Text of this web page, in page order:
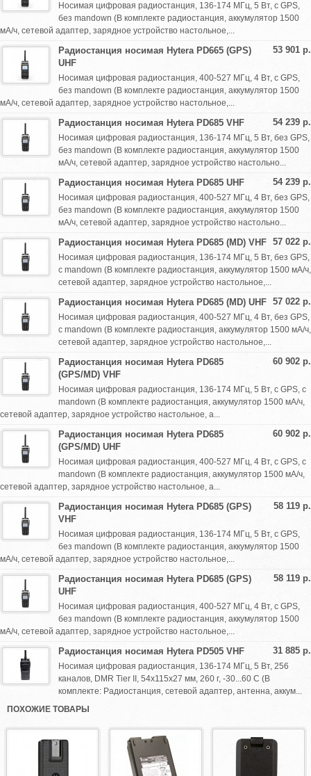
Носимая цифровая радиостанция, 136-174 МГц, 5 Вт, с GPS,
без mandown (В комплекте радиостанция, аккумулятор 1500
мА/ч, сетевой адаптер, зарядное устройство настольное,...
53 901 р.
Радиостанция носимая Hytera PD665 (GPS)
UHF
Носимая цифровая радиостанция, 400-527 МГц, 4 Вт, с GPS,
без mandown (В комплекте радиостанция, аккумулятор 1500
мА/ч, сетевой адаптер, зарядное устройство настольное,...
54 239 р.
Радиостанция носимая Hytera PD685 VHF
Носимая цифровая радиостанция, 136-174 МГц, 5 Вт, без GPS,
без mandown (В комплекте радиостанция, аккумулятор 1500
мА/ч, сетевой адаптер, зарядное устройство настольно...
54 239 р.
Радиостанция носимая Hytera PD685 UHF
Носимая цифровая радиостанция, 400-527 МГц, 4 Вт, без GPS,
без mandown (В комплекте радиостанция, аккумулятор 1500
мА/ч, сетевой адаптер, зарядное устройство настольно...
57 022 р.
Радиостанция носимая Hytera PD685 (MD) VHF
Носимая цифровая радиостанция, 136-174 МГц, 5 Вт, без GPS,
с mandown (В комплекте радиостанция, аккумулятор 1500 мА/ч,
сетевой адаптер, зарядное устройство настольное,...
57 022 р.
Радиостанция носимая Hytera PD685 (MD) UHF
Носимая цифровая радиостанция, 400-527 МГц, 4 Вт, без GPS,
с mandown (В комплекте радиостанция, аккумулятор 1500 мА/ч,
сетевой адаптер, зарядное устройство настольное,...
60 902 р.
Радиостанция носимая Hytera PD685
(GPS/MD) VHF
Носимая цифровая радиостанция, 136-174 МГц, 5 Вт, с GPS, с
mandown (В комплекте радиостанция, аккумулятор 1500 мА/ч,
сетевой адаптер, зарядное устройство настольное, а...
60 902 р.
Радиостанция носимая Hytera PD685
(GPS/MD) UHF
Носимая цифровая радиостанция, 400-527 МГц, 4 Вт, с GPS, с
mandown (В комплекте радиостанция, аккумулятор 1500 мА/ч,
сетевой адаптер, зарядное устройство настольное, а...
58 119 р.
Радиостанция носимая Hytera PD685 (GPS)
VHF
Носимая цифровая радиостанция, 136-174 МГц, 5 Вт, с GPS,
без mandown (В комплекте радиостанция, аккумулятор 1500
мА/ч, сетевой адаптер, зарядное устройство настольное,...
58 119 р.
Радиостанция носимая Hytera PD685 (GPS)
UHF
Носимая цифровая радиостанция, 400-527 МГц, 4 Вт, с GPS,
без mandown (В комплекте радиостанция, аккумулятор 1500
мА/ч, сетевой адаптер, зарядное устройство настольное,...
31 885 р.
Радиостанция носимая Hytera PD505 VHF
Носимая цифровая радиостанция, 136-174 МГц, 5 Вт, 256
каналов, DMR Tier II, 54х115х27 мм, 260 г, -30...60 С (В
комплекте: Радиостанция, сетевой адаптер, антенна, аккум...
ПОХОЖИЕ ТОВАРЫ